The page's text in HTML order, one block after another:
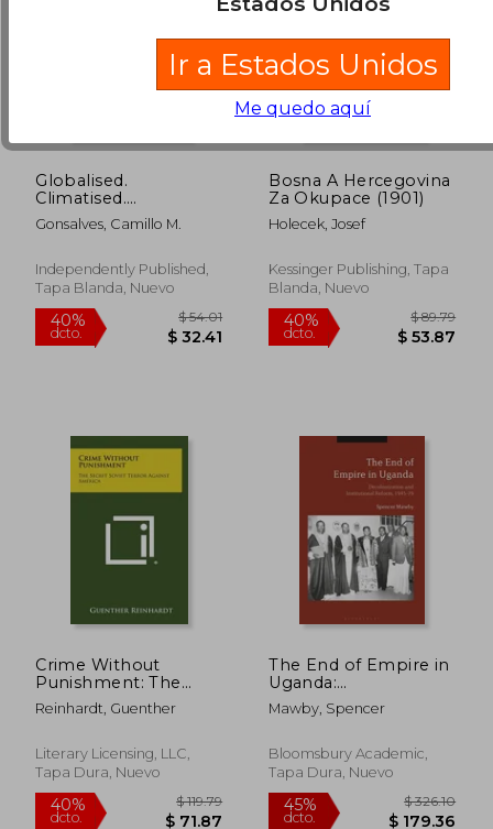
40%
dcto. $ 37.07
40%
dcto. $
Globalised.
Climatised.
Stigmatised (en
Inglés)
Gonsalves, Camillo M.
Independently Published,
Tapa Blanda, Nuevo
Bosna A Hercegovina
Za Okupace (1901)
Holecek, Josef
Kessinger Publishing, Tapa
Blanda, Nuevo
Crime Without
Punishment: The
Secret Soviet Terror
Against America (en
Reinhardt, Guenther
Literary Licensing, LLC,
Tapa Dura, Nuevo
The End of Empire in
Uganda:
Decolonization and
Institutional Conflict,
Mawby, Spencer
Bloomsbury Academic,
Tapa Dura, Nuevo
Ir a Estados Unidos
Me quedo aquí